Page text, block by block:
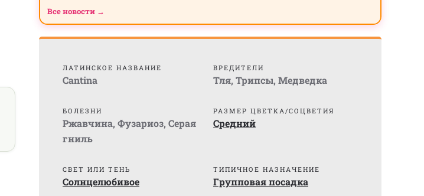
Все новости →
ЛАТИНСКОЕ НАЗВАНИЕ
Cantina
ВРЕДИТЕЛИ
Тля, Трипсы, Медведка
БОЛЕЗНИ
Ржавчина, Фузариоз, Серая
гниль
РАЗМЕР ЦВЕТКА/СОЦВЕТИЯ
Средний
СВЕТ ИЛИ ТЕНЬ
Солнцелюбивое
ТИПИЧНОЕ НАЗНАЧЕНИЕ
Групповая посадка